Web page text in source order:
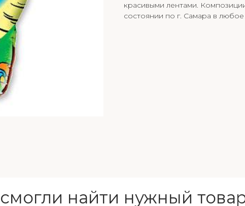
красивыми лентами.
состоянии по г. Самара в
найти нужный